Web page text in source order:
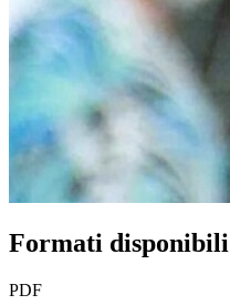
Formati disponibili
PDF